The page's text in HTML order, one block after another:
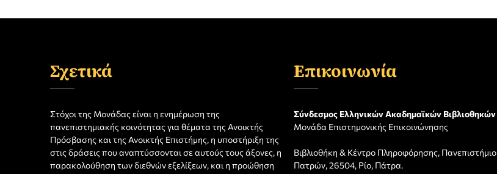
Σχετικά
Στόχοι της Μονάδας είναι η ενημέρωση της
πανεπιστημιακής κοινότητας για θέματα της Ανοικτής
Πρόσβασης και της Ανοικτής Επιστήμης, η υποστήριξη της
στις δράσεις που αναπτύσσονται σε αυτούς τους άξονες, η
παρακολούθηση των διεθνών εξελίξεων, και η προώθηση
Επικοινωνία
Σύνδεσμος Ελληνικών Ακαδημαϊκών Βιβλιοθηκών
Μονάδα Επιστημονικής Επικοινώνησης
Βιβλιοθήκη & Κέντρο Πληροφόρησης, Πανεπιστήμιο
Πατρών, 26504, Ρίο, Πάτρα.